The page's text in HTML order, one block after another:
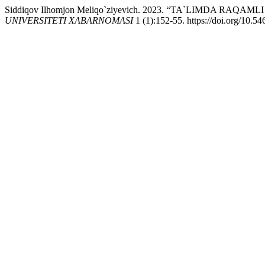
Siddiqov Ilhomjon Meliqo`ziyevich. 2023. “TA`LIMDA
UNIVERSITETI XABARNOMASI1 (1):152-55. https://doi.org/